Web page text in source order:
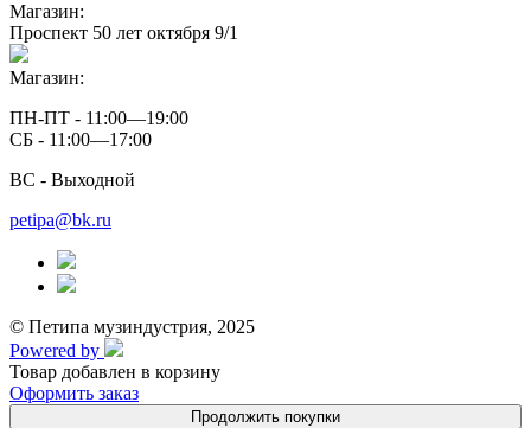
Магазин:
Проспект 50 лет октября 9/1
Магазин:
ПН-ПТ - 11:00—19:00
СБ - 11:00—17:00
ВС - Выходной
petipa@bk.ru
© Петипа музиндустрия, 2025
Powered by
Товар добавлен в корзину
Оформить заказ
Продолжить покупки